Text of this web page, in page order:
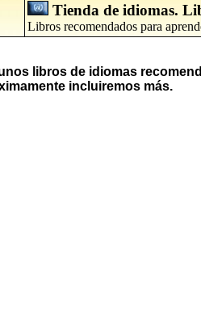
Tienda de idiomas.
Libros recomendados para
libros de idiomas
incluiremos más.